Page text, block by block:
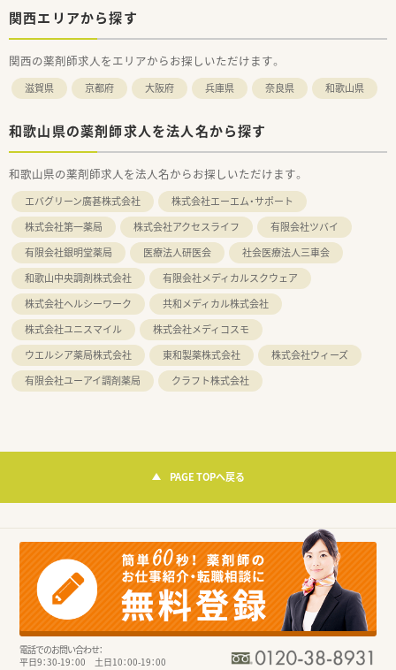
関西エリアから探す
関西の薬剤師求人をエリアからお探しいただけます。
滋賀県 京都府 大阪府 兵庫県 奈良県 和歌山県
和歌山県の薬剤師求人を法人名から探す
和歌山県の薬剤師求人を法人名からお探しいただけます。
エバグリーン廣甚株式会社
株式会社エーエム・サポート
株式会社第一薬局
株式会社アクセスライフ
有限会社ツバイ
有限会社銀明堂薬局
医療法人研医会
社会医療法人三車会
和歌山中央調剤株式会社
有限会社メディカルスクウェア
株式会社ヘルシーワーク
共和メディカル株式会社
株式会社ユニスマイル
株式会社メディコスモ
ウエルシア薬局株式会社
東和製薬株式会社
株式会社ウィーズ
有限会社ユーアイ調剤薬局
クラフト株式会社
PAGE TOPへ戻る
電話でのお問い合わせ：
平日9：30-19：00 土日10：00-19：00